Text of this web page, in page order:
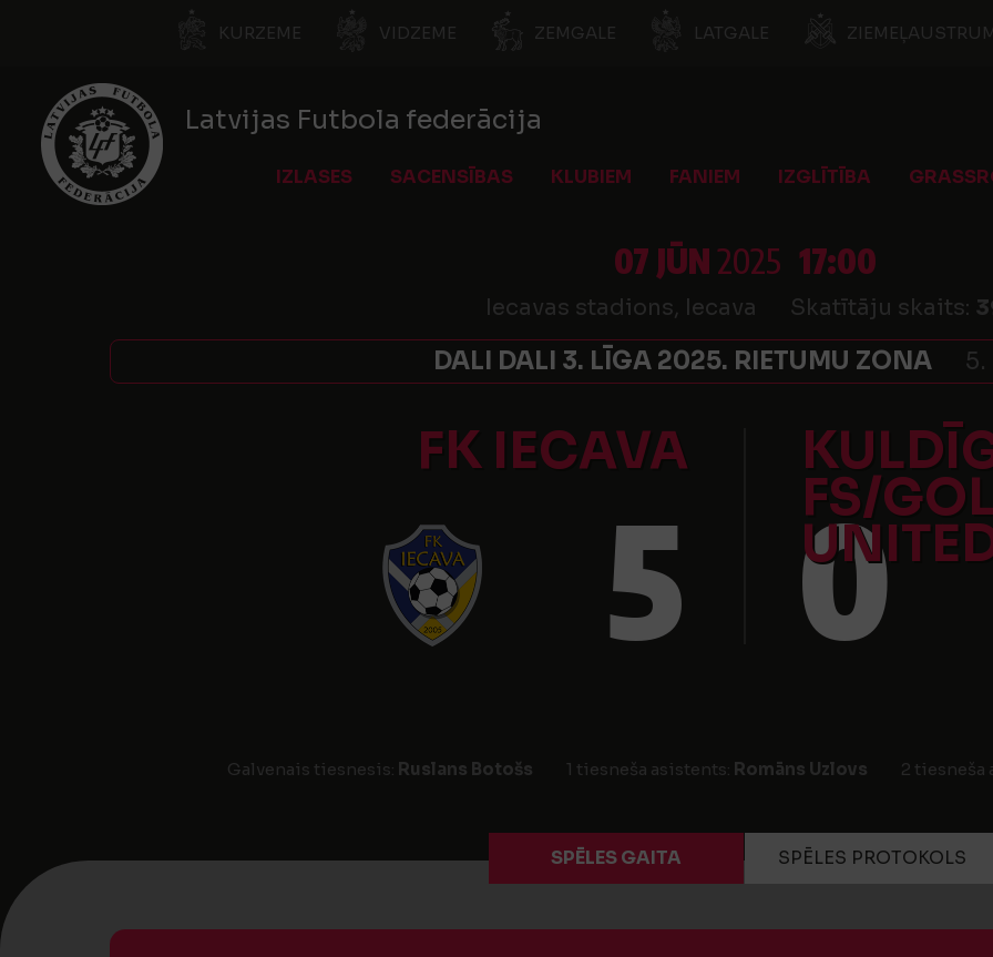
KURZEME VIDZEME ZEMGALE LATGALE
Latvijas Futbola federācija
IZLASES SACENSĪBAS KLUBIEM FANIEM IZGLĪTĪBA
07 JŪN2025 17:00
Iecavas stadions, Iecava Skatītāju skaits:
DALI DALI 3. LĪGA 2025. RIETUMU ZONA
FK IECAVA
FS/
5 0
Galvenais tiesnesis: Ruslans Botošs 1 tiesneša asistents: Romāns Uzlovs 2 tiesneša
SPĒLES GAITA SPĒLES PROTOKOLS